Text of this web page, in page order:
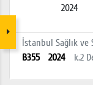
2024
B355
2024 k.2